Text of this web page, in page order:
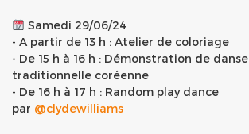
​ Samedi 29/06/24
- A partir de 13 h : Atelier de coloriage
- De 15 h à 16 h : Démonstration de danse
traditionnelle coréenne
- De 16 h à 17 h : Random play dance
par @clydewilliams